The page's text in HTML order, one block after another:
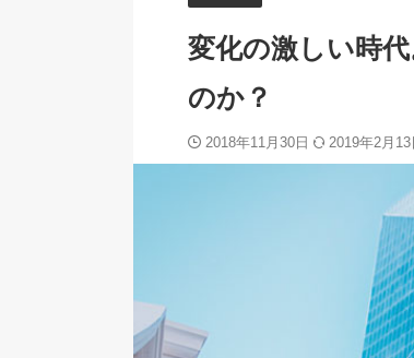
変化の激しい時
のか？
2018年11月30日 2019年2月13